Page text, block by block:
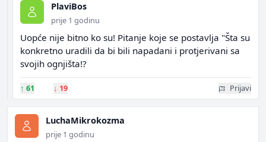
PlaviBos
prije 1 godinu
Uopće nije bitno ko su! Pitanje koje se postavlja "Šta su
konkretno uradili da bi bili napadani i protjerivani sa
svojih ognjišta!?
↑ 61 ↓ 19 Prijavi
LuchaMikrokozma
prije 1 godinu